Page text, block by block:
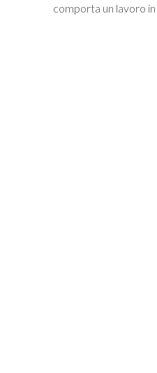
comporta un lavoro